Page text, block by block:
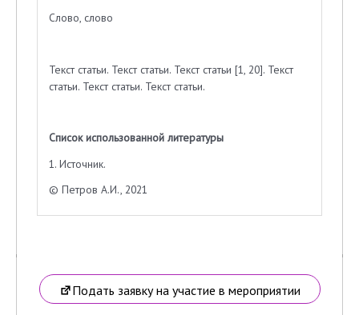
Слово, слово
Текст статьи. Текст статьи. Текст статьи [1, 20]. Текст
статьи. Текст статьи. Текст статьи.
Список использованной литературы
1. Источник.
© Петров А.И., 2021
Подать заявку на участие в мероприятии